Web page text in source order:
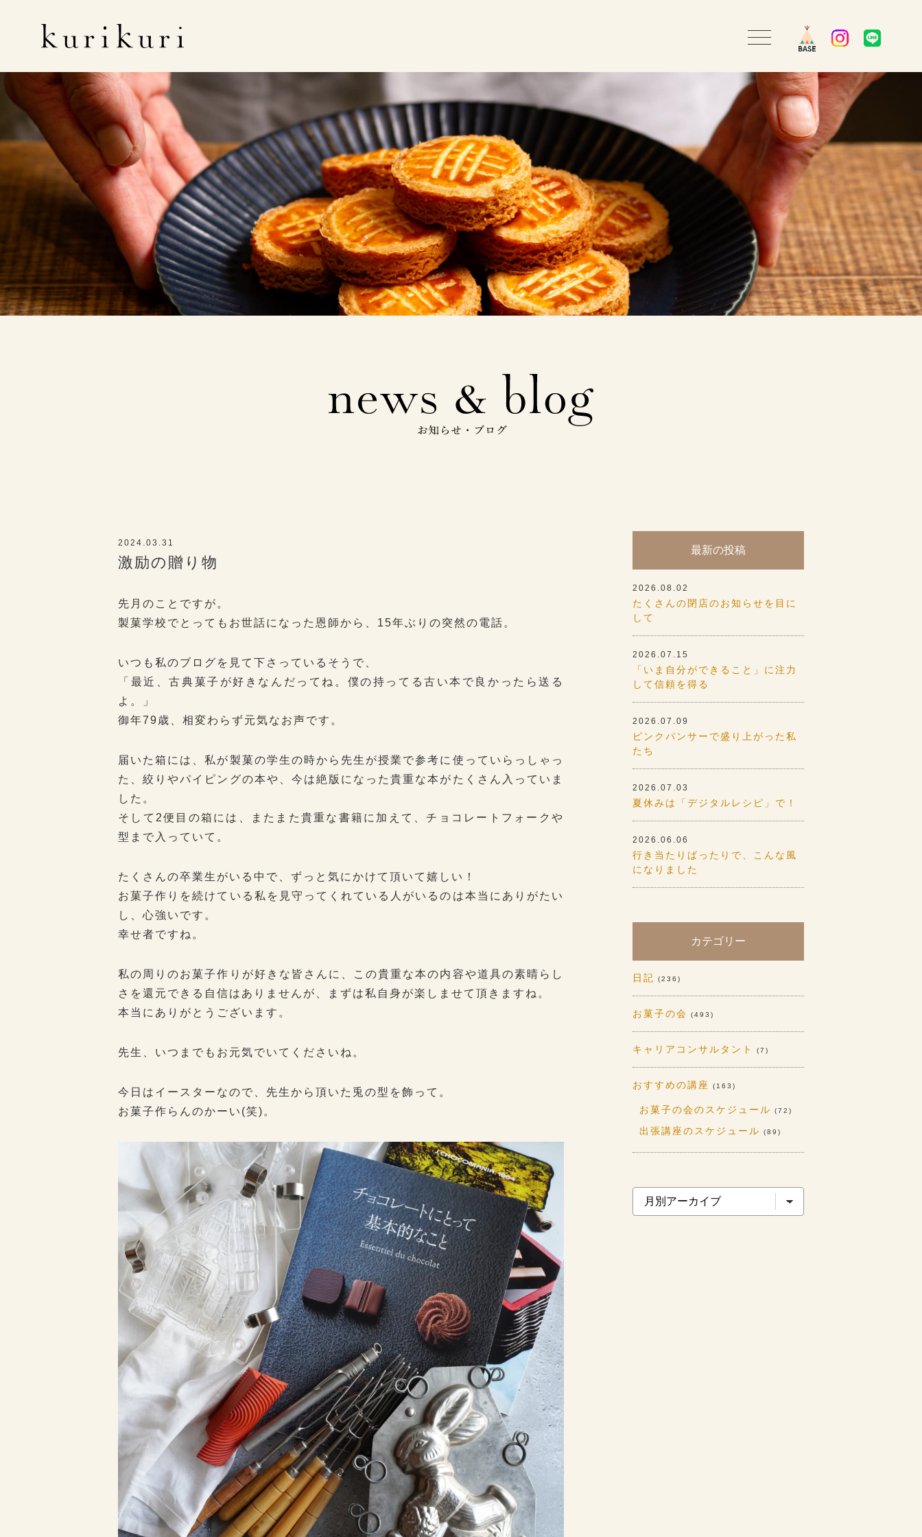
2024.03.31
激励の贈り物
先月のことですが。
製菓学校でとってもお世話になった恩師から、15年ぶりの突然の電話。
いつも私のブログを見て下さっているそうで、
「最近、古典菓子が好きなんだってね。僕の持ってる古い本で良かったら送る
よ。」
御年79歳、相変わらず元気なお声です。
届いた箱には、私が製菓の学生の時から先生が授業で参考に使っていらっしゃっ
た、絞りやパイピングの本や、今は絶版になった貴重な本がたくさん入っていま
した。
そして2便目の箱には、またまた貴重な書籍に加えて、チョコレートフォークや
型まで入っていて。
たくさんの卒業生がいる中で、ずっと気にかけて頂いて嬉しい！
お菓子作りを続けている私を見守ってくれている人がいるのは本当にありがたい
し、心強いです。
幸せ者ですね。
私の周りのお菓子作りが好きな皆さんに、この貴重な本の内容や道具の素晴らし
さを還元できる自信はありませんが、まずは私自身が楽しませて頂きますね。
本当にありがとうございます。
先生、いつまでもお元気でいてくださいね。
今日はイースターなので、先生から頂いた兎の型を飾って。
お菓子作らんのかーい(笑)。
最新の投稿
2026.08.02
たくさんの閉店のお知らせを目に
して
2026.07.15
「いま自分ができること」に注力
して信頼を得る
2026.07.09
ピンクパンサーで盛り上がった私
たち
2026.07.03
夏休みは「デジタルレシピ」で！
2026.06.06
行き当たりばったりで、こんな風
になりました
カテゴリー
日記 (236)
お菓子の会 (493)
キャリアコンサルタント (7)
おすすめの講座 (163)
お菓子の会のスケジュール (72)
出張講座のスケジュール (89)